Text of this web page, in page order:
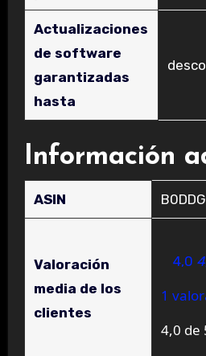
Actualizaciones
de software
garantizadas
hasta
Información
ASIN
Valoración
media de los
clientes
4,0
1
4,0